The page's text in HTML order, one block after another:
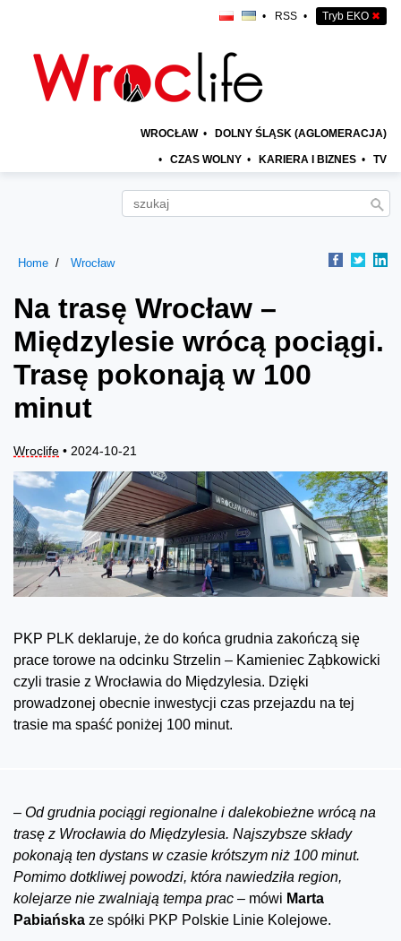
• RSS • Tryb EKO ✖
WROCŁAW • DOLNY ŚLĄSK (AGLOMERACJA)
• CZAS WOLNY • KARIERA I BIZNES • TV
Home Wrocław
Na trasę Wrocław –
Międzylesie wrócą pociągi.
Trasę pokonają w 100
minut
Wroclife • 2024-10-21
PKP PLK deklaruje, że do końca grudnia zakończą się
prace torowe na odcinku Strzelin – Kamieniec Ząbkowicki
czyli trasie z Wrocławia do Międzylesia. Dzięki
prowadzonej obecnie inwestycji czas przejazdu na tej
trasie ma spaść poniżej 100 minut.
– Od grudnia pociągi regionalne i dalekobieżne wrócą na
trasę z Wrocławia do Międzylesia. Najszybsze składy
pokonają ten dystans w czasie krótszym niż 100 minut.
Pomimo dotkliwej powodzi, która nawiedziła region,
kolejarze nie zwalniają tempa prac – mówi Marta
Pabiańska ze spółki PKP Polskie Linie Kolejowe.